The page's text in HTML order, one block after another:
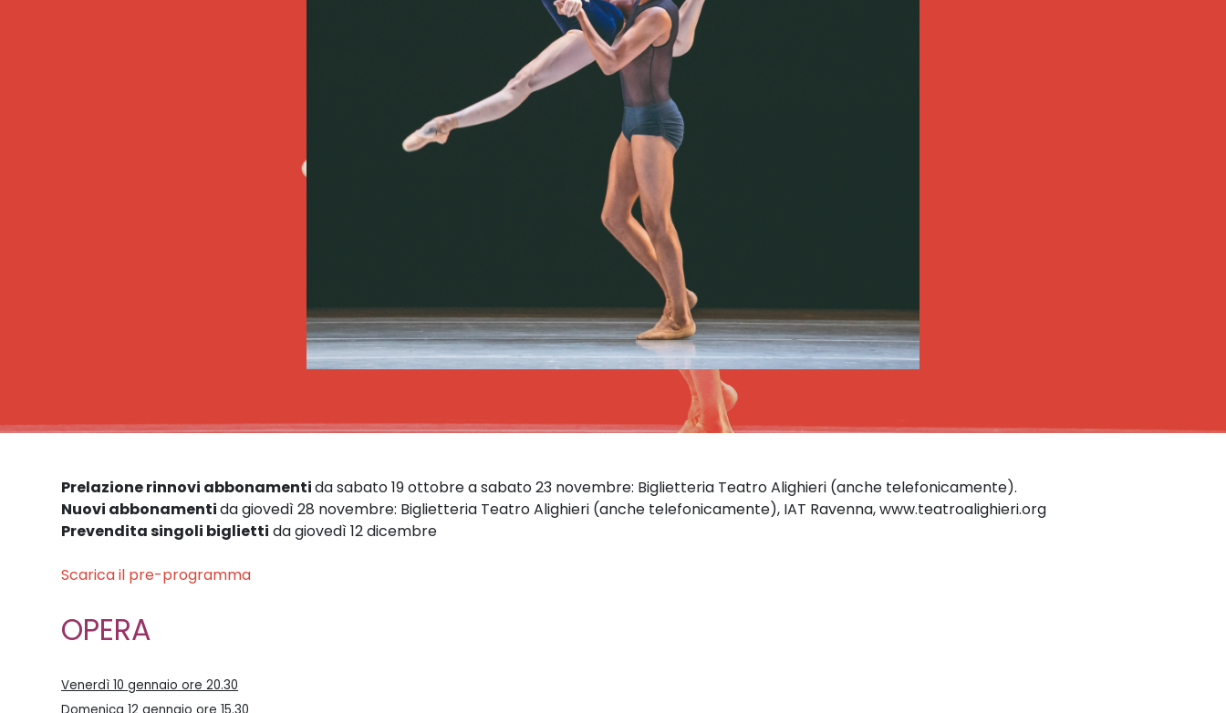
Prelazione rinnovi abbonamentida sabato 19 ottobre a sabato 23 novembre: Biglietteria Teatro Alighieri (anche telefonicamente).
Nuovi abbonamentida giovedì 28 novembre: Biglietteria Teatro Alighieri (anche telefonicamente), IAT Ravenna, www.teatroalighieri.org
Prevendita singoli biglietti da giovedì 12 dicembre
Scarica il pre-programma
OPERA
Venerdì 10 gennaio ore 20.30